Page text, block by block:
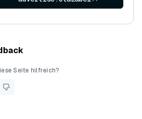
Seite hilfreich?